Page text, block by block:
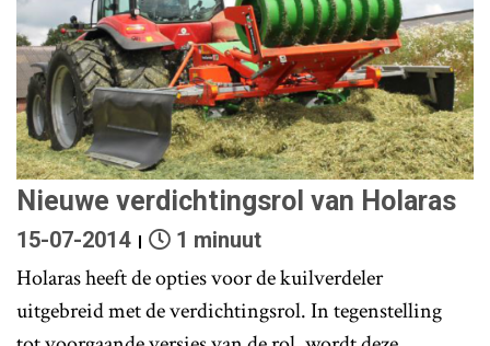
Nieuwe verdichtingsrol van Holaras
15-07-2014 1 minuut
Holaras heeft de opties voor de kuilverdeler
uitgebreid met de verdichtingsrol. In tegenstelling